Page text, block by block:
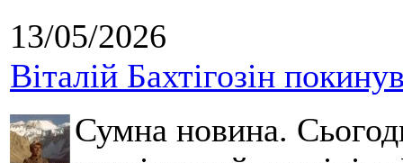
13/05/2026
Віталій Бахтігозін
Сумна новина.